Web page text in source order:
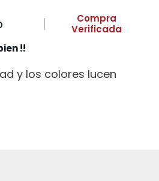
Compra
Verificada
!!
y los colores lucen